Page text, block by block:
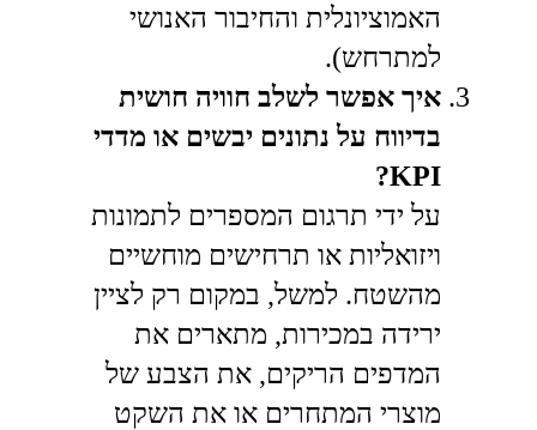
האמוציונלית והחיבור האנושי
למתרחש).
איך אפשר לשלב חוויה חושית
בדיווח על נתונים יבשים או מדדי
KPI?
על ידי תרגום המספרים לתמונות
ויזואליות או תרחישים מוחשיים
מהשטח. למשל, במקום רק לציין
ירידה במכירות, מתארים את
המדפים הריקים, את הצבע של
מוצרי המתחרים או את השקט